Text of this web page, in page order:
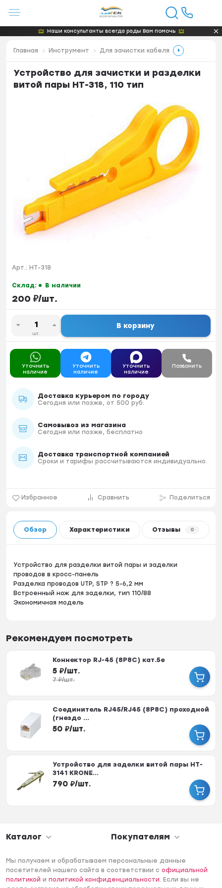
Наши консультанты всегда рады Вам помочь
Главная Инструмент Для зачистки кабеля
Устройство для зачистки и разделки
витой пары HT-318, 110 тип
Арт.: HT-318
Склад: В наличии
200 ₽/шт.
шт.
В корзину
Уточнить
наличие
Уточнить
наличие
Уточнить
наличие
Позвонить
Доставка курьером по городу
Сегодня или позже, от 500 руб.
Самовывоз из магазина
Сегодня или позже, бесплатно
Доставка транспортной компанией
Сроки и тарифы рассчитываются индивидуально.
Избранное Сравнить Поделиться
Обзор Характеристики Отзывы 0
Устройство для разделки витой пары и заделки
проводов в кросс-панель
Разделка проводов UTP, STP ? 5-6,2 мм
Встроенный нож для заделки, тип 110/88
Экономичная модель
Рекомендуем посмотреть
Коннектор RJ-45 (8P8C) кат.5е
5 ₽/шт.
7 ₽/шт.
Соединитель RJ45/RJ45 (8P8C) проходной
(гнездо ...
50 ₽/шт.
Устройство для заделки витой пары HT-
3141 KRONE...
790 ₽/шт.
Каталог Покупателям
Мы получаем и обрабатываем персональные данные
посетителей нашего сайта в соответствии софициальной
политикой иполитикой конфиденциальности. Если вы не